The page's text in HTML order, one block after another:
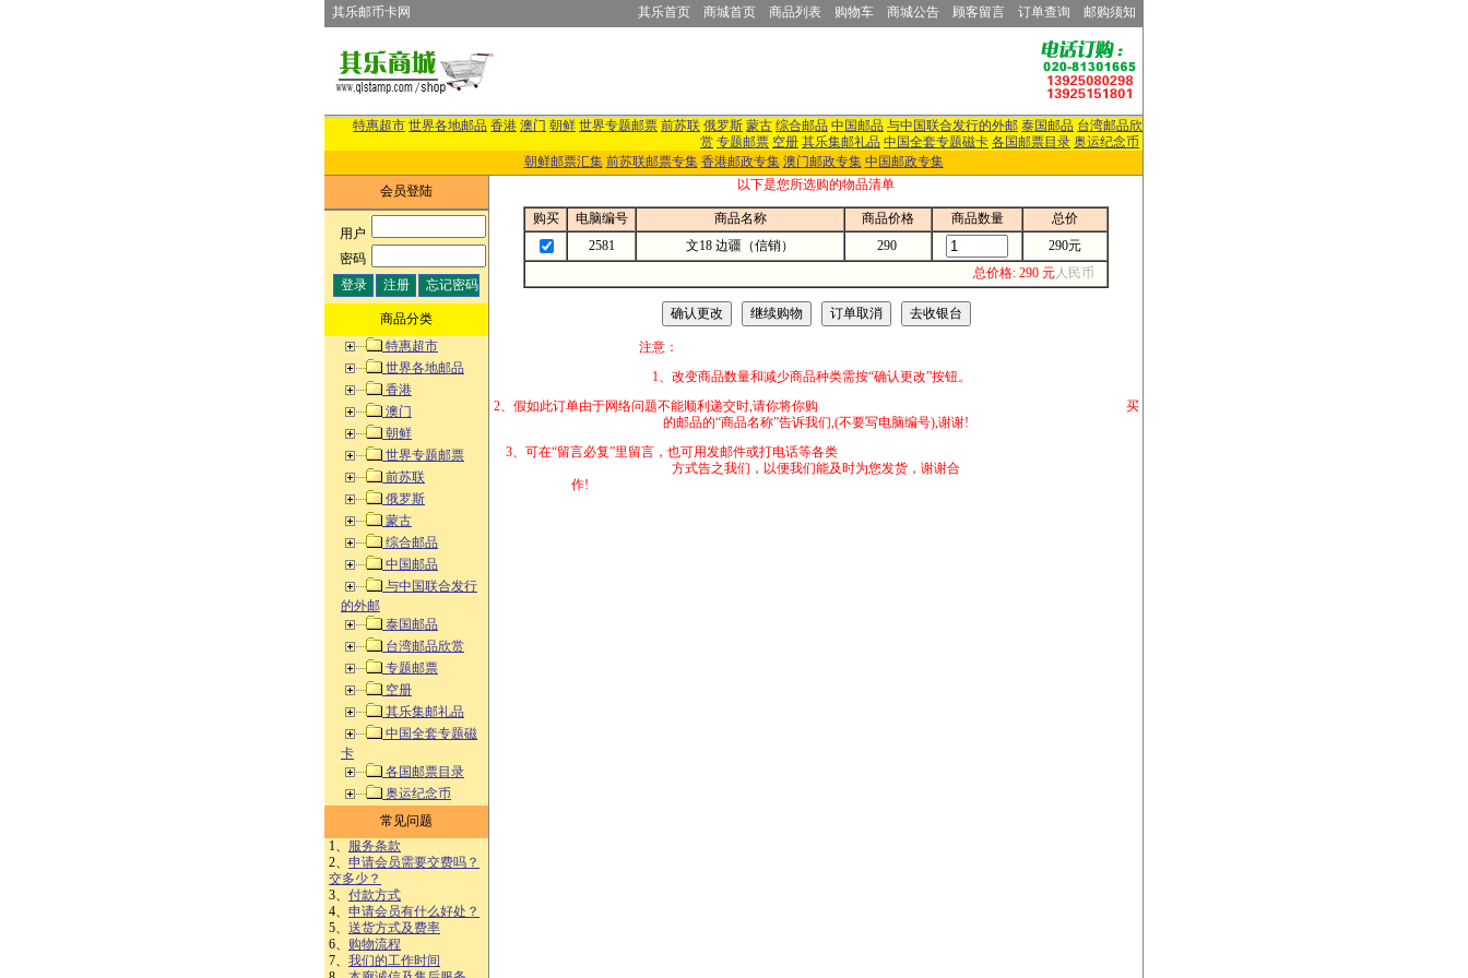
其乐邮币卡网 其乐首页 商城首页 商品列表 购物车 商城公告 顾客留言 订单查询 邮购须知
特惠超市 世界各地邮品 香港 澳门 朝鲜 世界专题邮票 前苏联 俄罗斯 蒙古 综合邮品 中国邮品 与中国联合发行的外邮 泰国邮品 台湾邮品欣
赏 专题邮票 空册 其乐集邮礼品 中国全套专题磁卡 各国邮票目录 奥运纪念币
朝鲜邮票汇集 前苏联邮票专集 香港邮政专集 澳门邮政专集 中国邮政专集
会员登陆
用户:
密码:
商品分类
特惠超市
世界各地邮品
香港
澳门
朝鲜
世界专题邮票
前苏联
俄罗斯
蒙古
综合邮品
中国邮品
与中国联合发行
的外邮
泰国邮品
台湾邮品欣赏
专题邮票
空册
其乐集邮礼品
中国全套专题磁
卡
各国邮票目录
奥运纪念币
常见问题
1、 服务条款
2、 申请会员需要交费吗？
交多少？
3、 付款方式
4、 申请会员有什么好处？
5、 送货方式及费率
6、 购物流程
7、 我们的工作时间
以下是您所选购的物品清单
购买 电脑编号 商品名称 商品价格 商品数量
总价
2581
文18 边疆（信销） 290
290元
总价格: 290 元人民币
注意：
1、改变商品数量和减少商品种类需按“确认更改”按钮。
2、假如此订单由于网络问题不能顺利递交时,请你将你购 买
的邮品的“商品名称”告诉我们,(不要写电脑编号),谢谢!
3、可在“留言必复”里留言，也可用发邮件或打电话等各类
方式告之我们，以便我们能及时为您发货，谢谢合
作!